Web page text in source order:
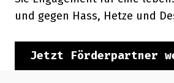
und gegen Hass, Hetze und
Jetzt Förderpartner